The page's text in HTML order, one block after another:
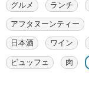
グルメ ランチ
アフタヌーンティー
日本酒 ワイン
ビュッフェ 肉